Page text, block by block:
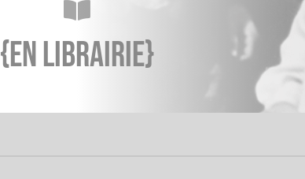

{En librairie}